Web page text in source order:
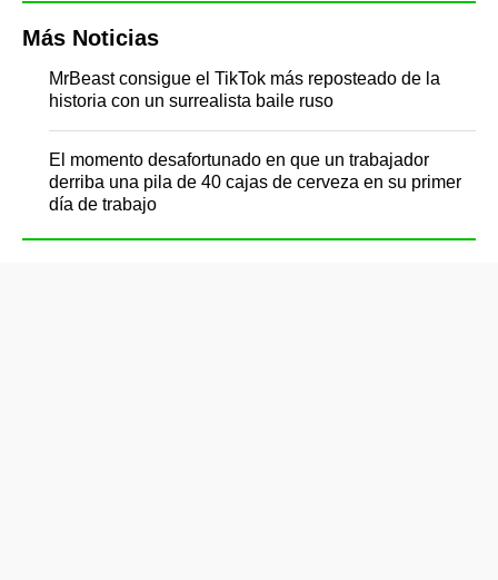
Más Noticias
MrBeast consigue el TikTok más reposteado de la
historia con un surrealista baile ruso
El momento desafortunado en que un trabajador
derriba una pila de 40 cajas de cerveza en su primer
día de trabajo